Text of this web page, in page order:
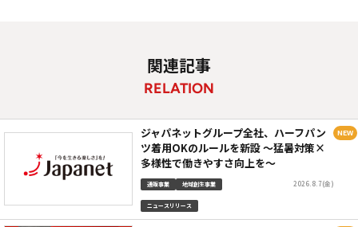
関連記事
RELATION
ジャパネットグループ全社、ハーフパン
ツ着用OKのルールを新設 ～猛暑対策×
多様性で働きやすさ向上を～
通販事業 地域創生事業
ニュースリリース
2026.8.7(金)